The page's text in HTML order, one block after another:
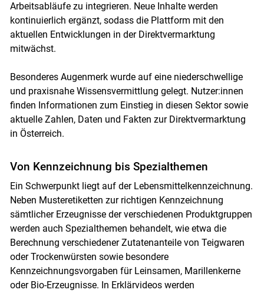
Skip to main content
Arbeitsabläufe zu integrieren. Neue Inhalte werden
kontinuierlich ergänzt, sodass die Plattform mit den
aktuellen Entwicklungen in der Direktvermarktung
mitwächst.
Besonderes Augenmerk wurde auf eine niederschwellige
und praxisnahe Wissensvermittlung gelegt. Nutzer:innen
finden Informationen zum Einstieg in diesen Sektor sowie
aktuelle Zahlen, Daten und Fakten zur Direktvermarktung
in Österreich.
Von Kennzeichnung bis Spezialthemen
Ein Schwerpunkt liegt auf der Lebensmittelkennzeichnung.
Neben Musteretiketten zur richtigen Kennzeichnung
sämtlicher Erzeugnisse der verschiedenen Produktgruppen
werden auch Spezialthemen behandelt, wie etwa die
Berechnung verschiedener Zutatenanteile von Teigwaren
oder Trockenwürsten sowie besondere
Kennzeichnungsvorgaben für Leinsamen, Marillenkerne
oder Bio-Erzeugnisse. In Erklärvideos werden